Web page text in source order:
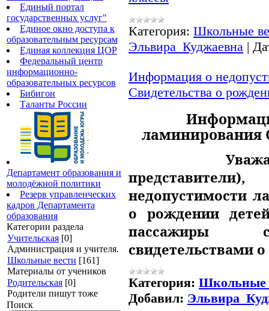
Единый портал
государственных услуг"
Единое окно доступа к
образовательным ресурсам
Единая коллекция ЦОР
Федеральный центр
информационно-
образовательных ресурсов
Бибигон
Таланты России
Департамент образования и
молодёжной политики
Резерв управленческих
кадров Департамента
образования
Категории раздела
Учительская [0]
Администрация и учителя.
Школьные вести [161]
Материалы от учеников
Родительская [0]
Родители пишут тоже
Поиск
Категория: Школьные
Эльвира_Куджаевна |
Информация о
Свидетельства о
ламинирования
Уважаемые
недопустимости
о рождении
пассажиры с
свидетельствами
Категория: Школьные
Добавил: